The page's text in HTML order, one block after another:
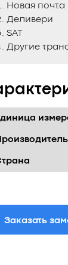
Новая почта
Деливери
SAT
Другие
Заказать